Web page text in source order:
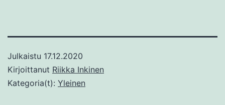
Julkaistu 17.12.2020
Kirjoittanut Riikka Inkinen
Kategoria(t): Yleinen